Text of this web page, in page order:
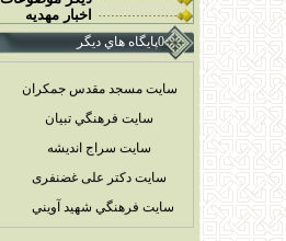
اخبار مهديه
0پايگاه هاي ديگر
سايت فرهنگي تبيان
سايت سراج انديشه
سایت دکتر علی غضنفری
سايت فرهنگي شهيد آويني